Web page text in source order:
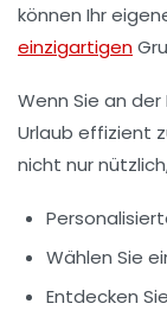
können Ihr
einzigartigen
Wenn Sie an
Urlaub effizient
nicht nur
Wählen Sie
Entdecken Sie